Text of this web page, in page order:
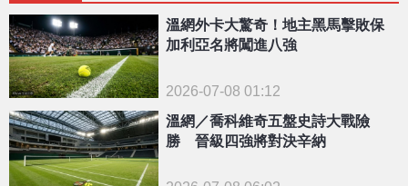
溫網外卡大驚奇！地主黑馬擊敗保
加利亞名將闖進八強
2026-07-08 01:12
溫網／喬科維奇五盤史詩大戰險
勝 晉級四強將對決辛納